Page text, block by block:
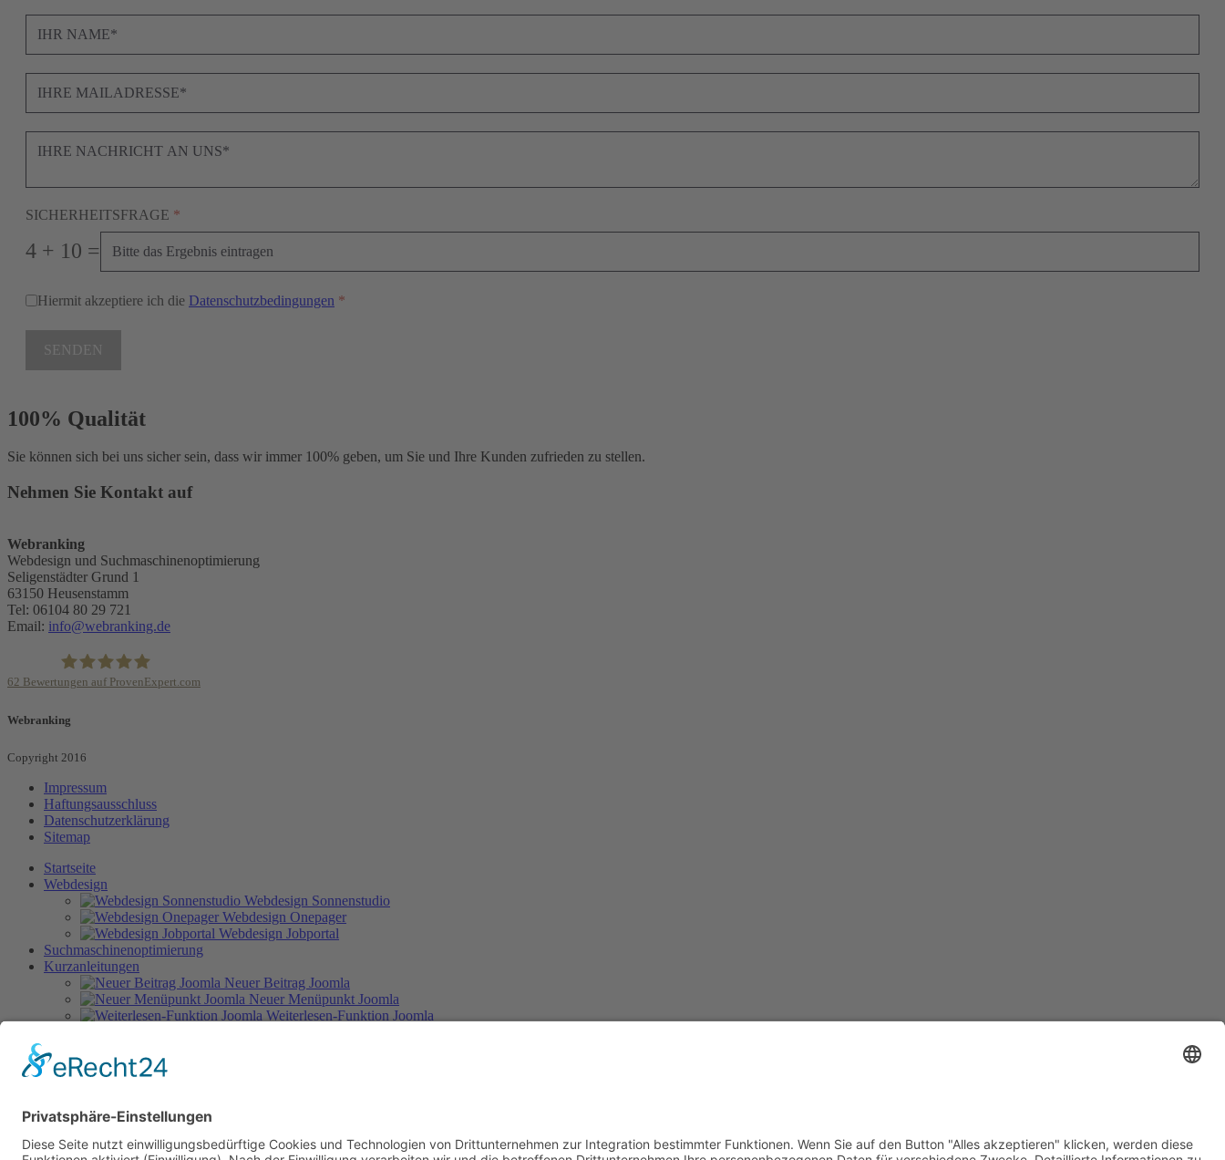
SICHERHEITSFRAGE *
4 + 10 =
Hiermit akzeptiere ich die Datenschutzbedingungen *
SENDEN
100% Qualität
Sie können sich bei uns sicher sein, dass wir immer 100% geben, um Sie und Ihre Kunden zufrieden zu stellen.
Nehmen Sie Kontakt auf
Webranking
Webdesign und Suchmaschinenoptimierung
Seligenstädter Grund 1
63150 Heusenstamm
Tel: 06104 80 29 721
Email: info@webranking.de
Webranking - Entilsah GmbH
62 Bewertungen auf ProvenExpert.com
Webranking
Copyright 2016
Impressum
Haftungsausschluss
Datenschutzerklärung
Sitemap
Startseite
Webdesign
Webdesign Sonnenstudio
Webdesign Onepager
Webdesign Jobportal
Suchmaschinenoptimierung
Kurzanleitungen
Neuer Beitrag Joomla
Neuer Menüpunkt Joomla
Weiterlesen-Funktion Joomla
Referenzen
Kontakt